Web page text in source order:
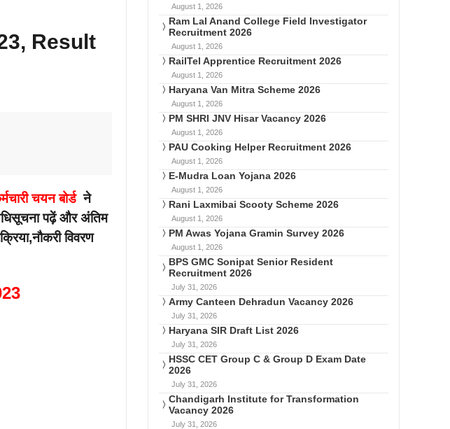
Result
चयन बोर्डने
पढ़ें और अंतिम
विवरण
August 1, 2026
Ram Lal Anand College Field Investigator
Recruitment 2026
August 1, 2026
RailTel Apprentice Recruitment 2026
August 1, 2026
Haryana Van Mitra Scheme 2026
August 1, 2026
PM SHRI JNV Hisar Vacancy 2026
August 1, 2026
PAU Cooking Helper Recruitment 2026
August 1, 2026
E-Mudra Loan Yojana 2026
August 1, 2026
Rani Laxmibai Scooty Scheme 2026
August 1, 2026
PM Awas Yojana Gramin Survey 2026
August 1, 2026
BPS GMC Sonipat Senior Resident
Recruitment 2026
July 31, 2026
Army Canteen Dehradun Vacancy 2026
July 31, 2026
Haryana SIR Draft List 2026
July 31, 2026
HSSC CET Group C & Group D Exam Date
2026
July 31, 2026
Chandigarh Institute for Transformation
Vacancy 2026
July 31, 2026